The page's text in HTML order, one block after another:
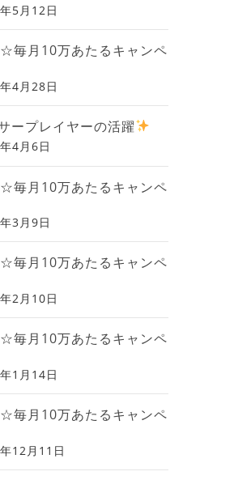
5月12日
毎月10万あたるキャンペ
4月28日
ープレイヤーの活躍
4月6日
毎月10万あたるキャンペ
3月9日
毎月10万あたるキャンペ
2月10日
毎月10万あたるキャンペ
1月14日
毎月10万あたるキャンペ
12月11日